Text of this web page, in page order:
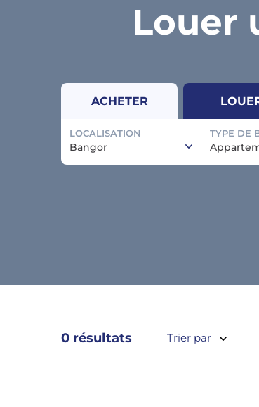
Louer
ACHETER
LOCALISATION
Bangor
TYPE DE
0 résultats Trier par